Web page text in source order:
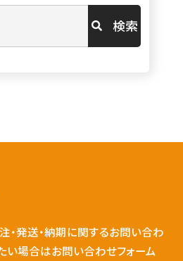
検索
・発送・納期に関するお問い合わ
い場合はお問い合わせフォーム